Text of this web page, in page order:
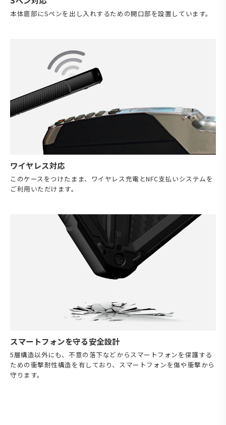
本体底部にSペンを出し入れするための開口部を設置しています。
ワイヤレス対応
このケースをつけたまま、ワイヤレス充電とNFC支払いシステムを
ご利用いただけます。
スマートフォンを守る安全設計
5層構造以外にも、不意の落下などからスマートフォンを保護する
ための衝撃耐性構造を有しており、スマートフォンを傷や衝撃から
守ります。